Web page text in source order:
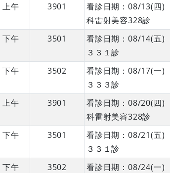
上午 3901
看診日期：08/13(四
科雷射美容328診
下午 3501
看診日期：08/14(五
３３１診
下午 3502
看診日期：08/17(一
３３３診
上午 3901
看診日期：08/20(四
科雷射美容328診
下午 3501
看診日期：08/21(五
３３１診
下午 3502
看診日期：08/24(一